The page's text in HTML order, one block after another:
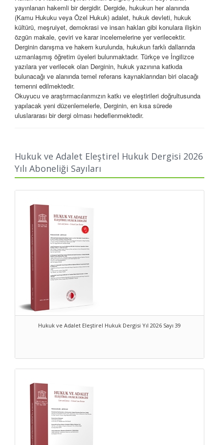
yayınlanan hakemli bir dergidir. Dergide, hukukun her alanında
(Kamu Hukuku veya Özel Hukuk) adalet, hukuk devleti, hukuk
kültürü, meşruiyet, demokrasi ve insan hakları gibi konulara ilişkin
özgün makale, çeviri ve karar incelemelerine yer verilecektir.
Derginin danışma ve hakem kurulunda, hukukun farklı dallarında
uzmanlaşmış öğretim üyeleri bulunmaktadır. Türkçe ve İngilizce
yazılara yer verilecek olan Derginin, hukuk yazınına katkıda
bulunacağı ve alanında temel referans kaynaklarından biri olacağı
temenni edilmektedir.
Okuyucu ve araştırmacılarımızın katkı ve eleştirileri doğrultusunda
yapılacak yeni düzenlemelerle, Derginin, en kısa sürede
uluslararası bir dergi olması hedeflenmektedir.
verilmiştir.
About “LAW AND JUSTICE – CRITICAL LAW REVIEW”
published two times in a year. The Journal focuses on issues
related to justice, rule of law, legal culture, legitimacy, democracy
and human rights in both public and private law. Articles, case
notes and comments, discussions of legislative development,
book reviews and similar types of papers are welcome. The
advisory and peer review board of the journal is composed of
distinguished academics in the different fields of law. The journal
will include papers in both Turkish and English and hopefully will
contribute to legal studies and serve as one of the basic reference
The journal will be reviewed upon the contributions and critics of
the readers and researchers. It is intended that the journal will be
listed in international citation indexes in a short period of time.
Hukuk ve Adalet Eleştirel Hukuk Dergisi 2026
Yılı Aboneliği Sayıları
Hukuk ve Adalet Eleştirel Hukuk Dergisi Yıl 2026 Sayı 39